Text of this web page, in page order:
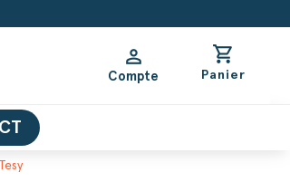
person
Compte
shopping_cart
Panier